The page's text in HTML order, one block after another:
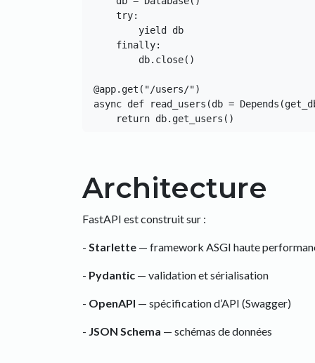
@app.get("/users/")
async def read_users(db =
Architecture
FastAPI est construit sur :
- Starlette — framework ASGI haute
- Pydantic — validation et sérialisation
- OpenAPI — spécification d’API (Swagger)
- JSON Schema — schémas de données